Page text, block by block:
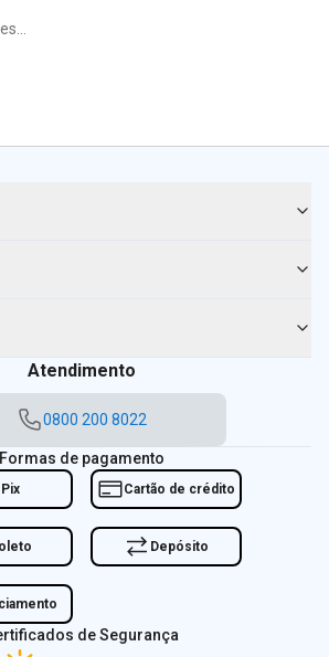
Atendimento
0800 200 8022
Formas de pagamento
Pix Cartão de crédito
Depósito
de Segurança